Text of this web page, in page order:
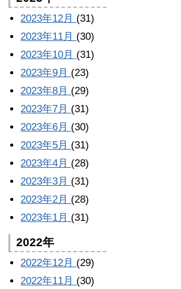
2023年12月 (31)
2023年11月 (30)
2023年10月 (31)
2023年9月 (23)
2023年8月 (29)
2023年7月 (31)
2023年6月 (30)
2023年5月 (31)
2023年4月 (28)
2023年3月 (31)
2023年2月 (28)
2023年1月 (31)
2022年
2022年12月 (29)
2022年11月 (30)